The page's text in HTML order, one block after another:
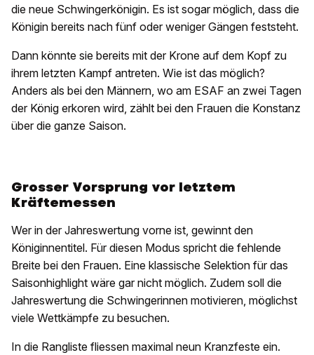
die neue Schwingerkönigin. Es ist sogar möglich, dass die
Königin bereits nach fünf oder weniger Gängen feststeht.
Dann könnte sie bereits mit der Krone auf dem Kopf zu
ihrem letzten Kampf antreten. Wie ist das möglich?
Anders als bei den Männern, wo am ESAF an zwei Tagen
der König erkoren wird, zählt bei den Frauen die Konstanz
über die ganze Saison.
Grosser Vorsprung vor letztem
Kräftemessen
Wer in der Jahreswertung vorne ist, gewinnt den
Königinnentitel. Für diesen Modus spricht die fehlende
Breite bei den Frauen. Eine klassische Selektion für das
Saisonhighlight wäre gar nicht möglich. Zudem soll die
Jahreswertung die Schwingerinnen motivieren, möglichst
viele Wettkämpfe zu besuchen.
In die Rangliste fliessen maximal neun Kranzfeste ein.